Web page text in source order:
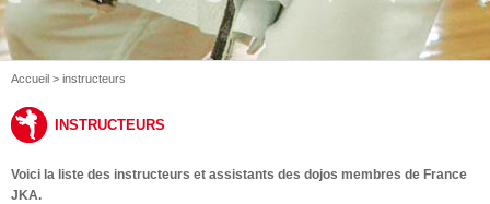
Accueil > instructeurs
INSTRUCTEURS
Voici la liste des instructeurs et assistants des dojos membres de France
JKA.